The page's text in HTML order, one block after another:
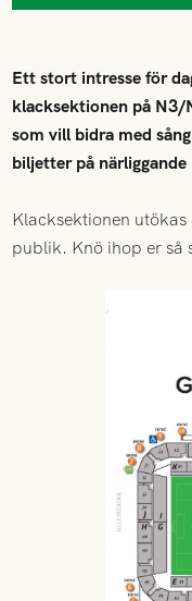
Ett stort intresse för
klacksektionen på N3/
som vill bidra med
biljetter på
Klacksektionen
publik. Knö ihop er så